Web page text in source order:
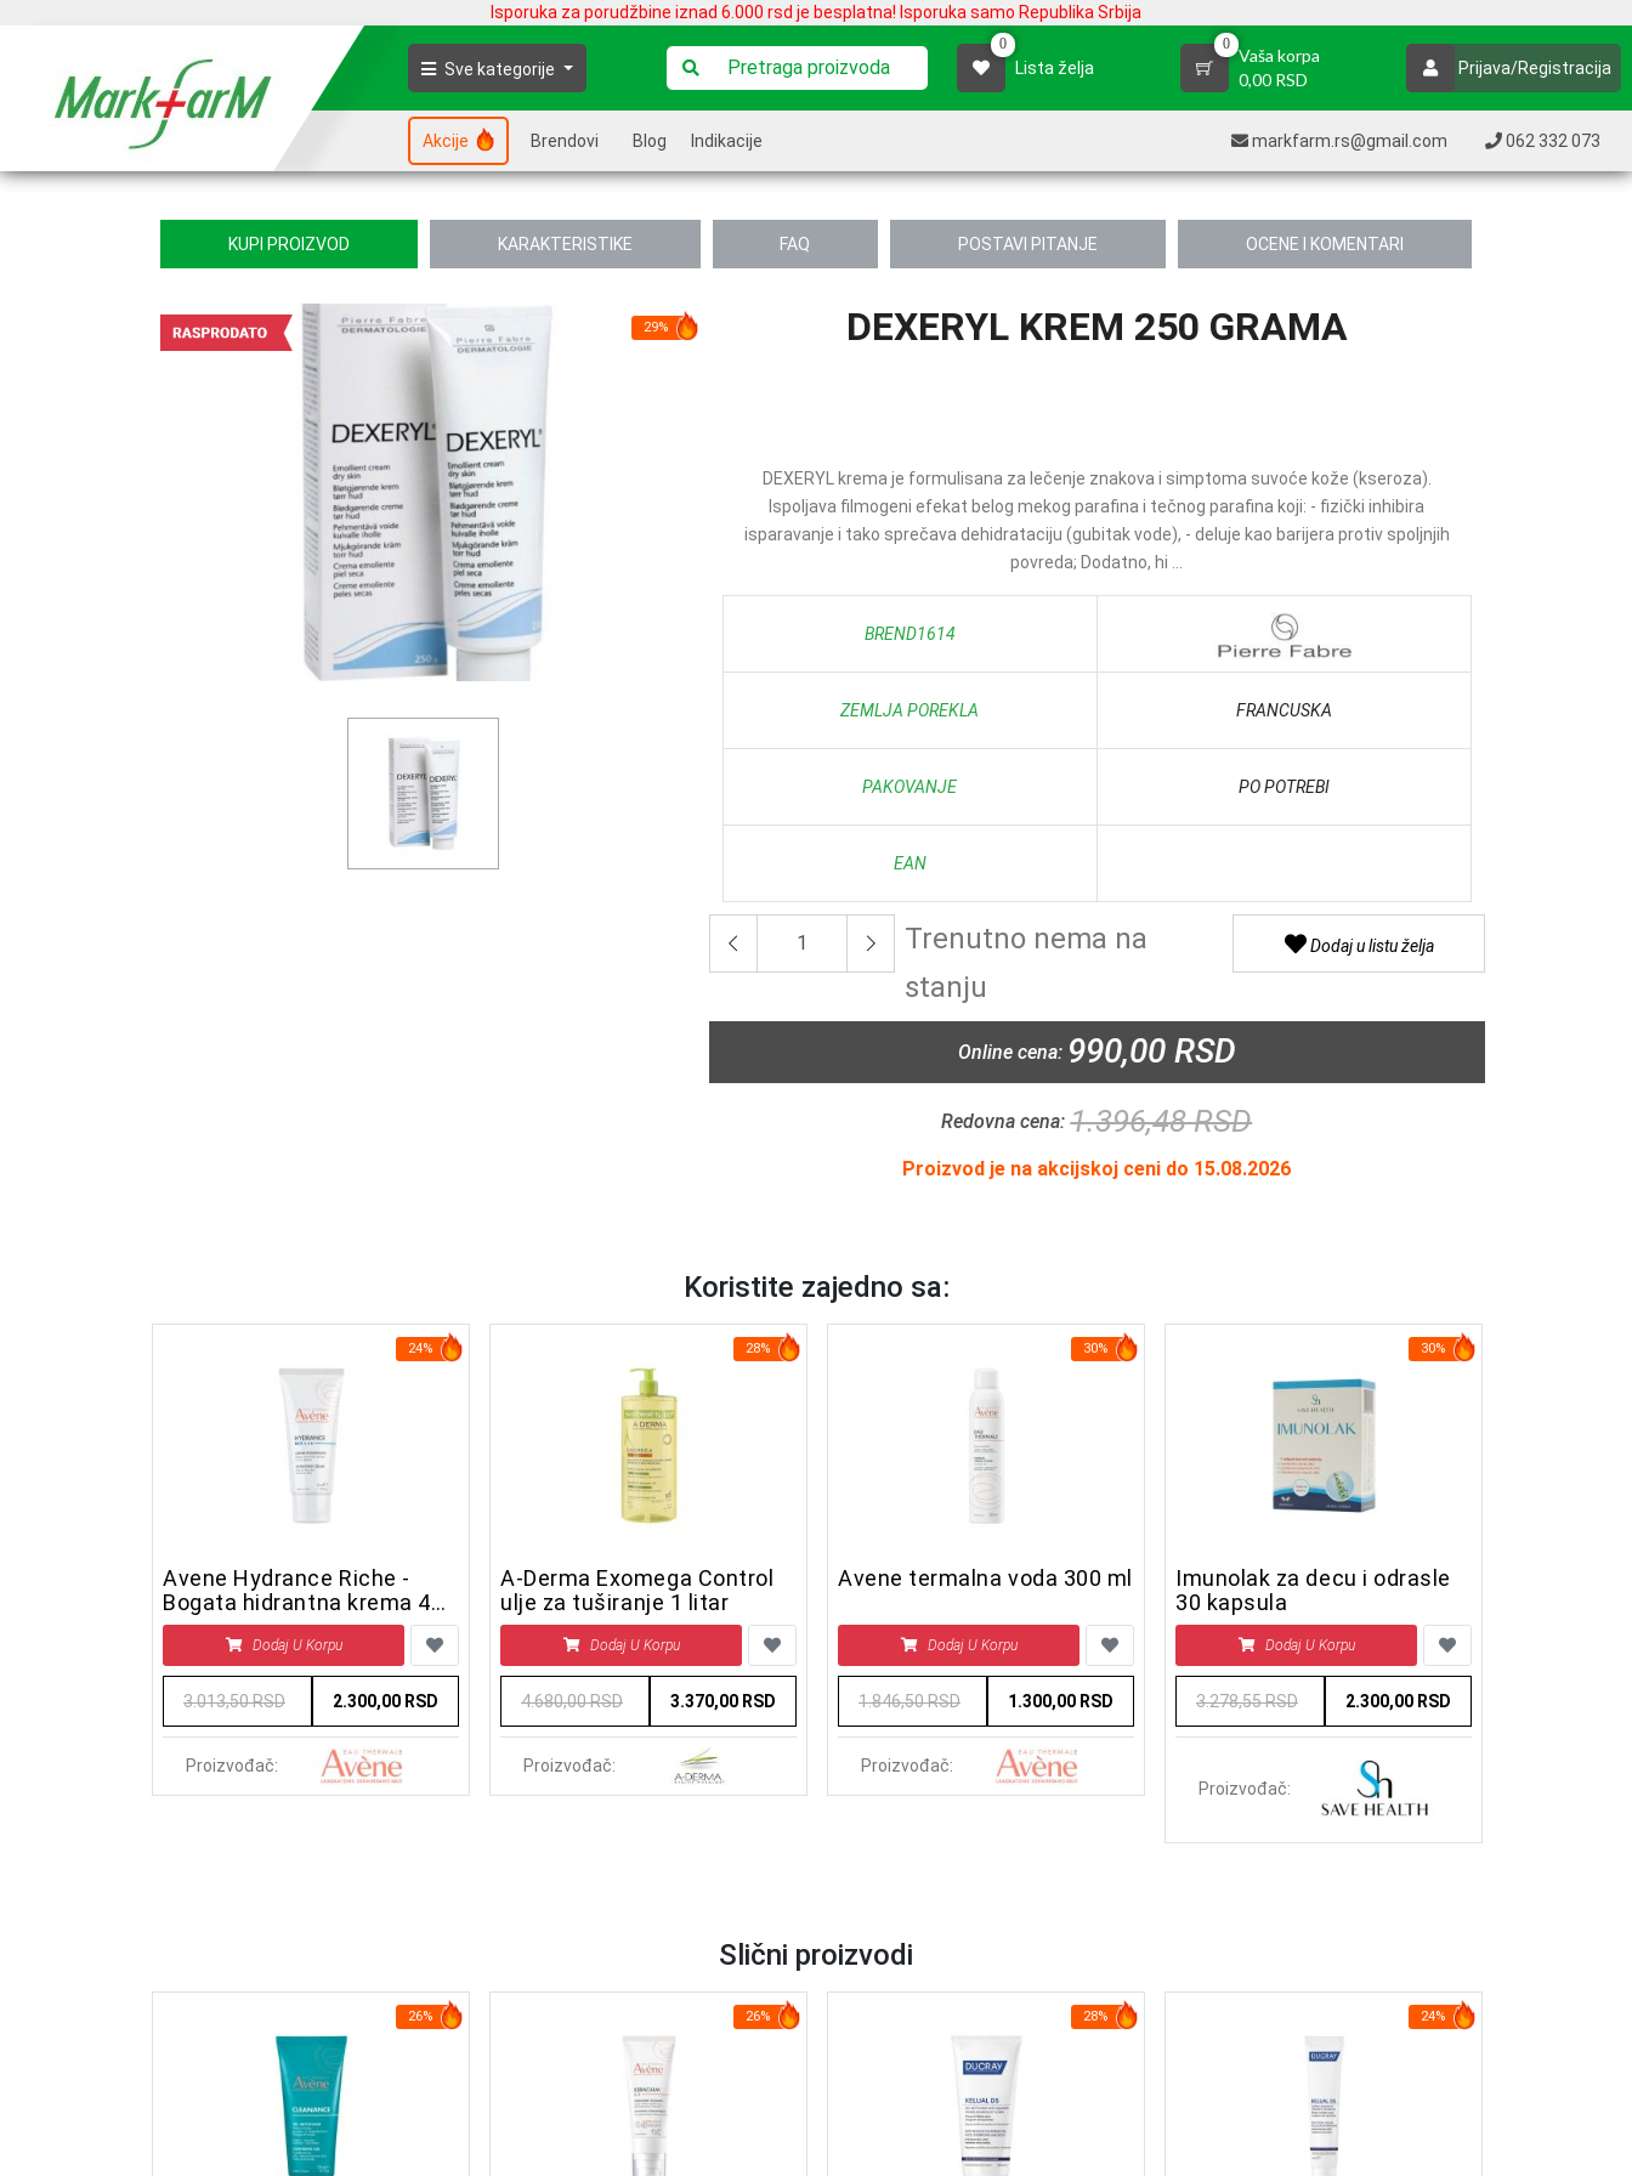
Isporuka za porudžbine iznad 6.000 rsd je besplatna! Isporuka samo Republika Srbija
Sve kategorije
0
Lista želja
0
Vaša korpa
0,00 RSD
Prijava/Registracija
Akcije Brendovi Blog Indikacije markfarm.rs@gmail.com 062 332 073
KUPI PROIZVOD KARAKTERISTIKE FAQ POSTAVI PITANJE OCENE I KOMENTARI
29% DEXERYL KREM 250 GRAMA
DEXERYL krema je formulisana za lečenje znakova i simptoma suvoće kože (kseroza).
Ispoljava filmogeni efekat belog mekog parafina i tečnog parafina koji: - fizički inhibira
isparavanje i tako sprečava dehidrataciju (gubitak vode), - deluje kao barijera protiv spoljnjih
povreda; Dodatno, hi ...
BREND1614
ZEMLJA POREKLA FRANCUSKA
PAKOVANJE PO POTREBI
EAN
Trenutno nema na
stanju
Dodaj u listu želja
Online cena: 990,00 RSD
Redovna cena:1.396,48 RSD
Proizvod je na akcijskoj ceni do 15.08.2026
Koristite zajedno sa:
24%
Avene Hydrance Riche -
Bogata hidrantna krema 40
ml
Dodaj U Korpu
3.013,50 RSD 2.300,00 RSD
Proizvođač:
28%
A-Derma Exomega Control
ulje za tuširanje 1 litar
Dodaj U Korpu
4.680,00 RSD 3.370,00 RSD
Proizvođač:
30%
Avene termalna voda 300 ml
Dodaj U Korpu
1.846,50 RSD 1.300,00 RSD
Proizvođač:
30%
Imunolak za decu i odrasle
30 kapsula
Dodaj U Korpu
3.278,55 RSD 2.300,00 RSD
Proizvođač:
Slični proizvodi
26% 26% 28% 24%